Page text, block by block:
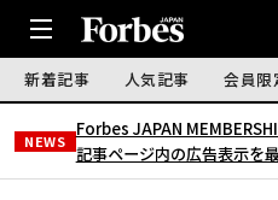
新着記事 人気記事 会員限
NEWS
Forbes JAPAN
記事ページ内の広告表示を